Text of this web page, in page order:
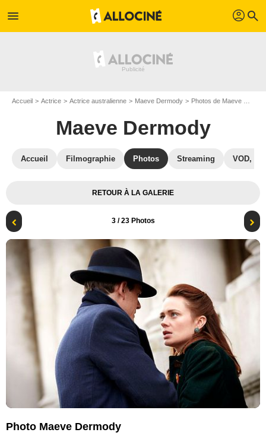
menu profil search
Accueil Actrice Actrice australienne Maeve Dermody Photos de Maeve Dermody
Maeve Dermody
Accueil Filmographie Photos Streaming VOD,
RETOUR À LA GALERIE
3/ 23 Photos
Photo Maeve Dermody